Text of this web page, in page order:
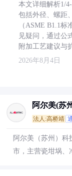
本文详细解析1/
包括外径、螺距
（ASME B1.1
见疑问，通过公
附加工艺建议与
2026年8月4日
阿尔美(苏
法人:高桥靖
阿尔美（苏州）科
市，主营瓷坩埚、